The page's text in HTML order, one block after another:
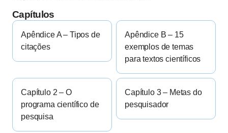
Capítulos
Apêndice A – Tipos de
citações
Apêndice B – 15
exemplos de temas
para textos científicos
Capítulo 2 – O
programa científico de
pesquisa
Capítulo 3 – Metas do
pesquisador